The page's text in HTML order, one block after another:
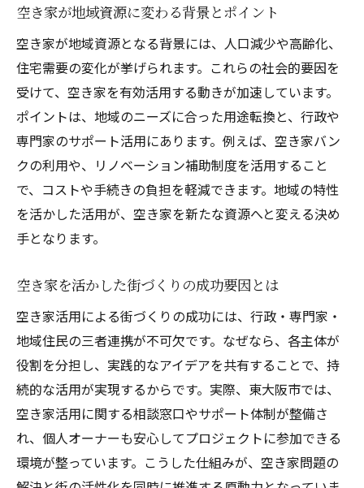
空き家活用と行政サポートの効果的な連携
補助金制度を活用した空き家リノベの進め
方
空き家を有効利用するための実践的手順
空き家活用に役立つ専門家相談のポイント
空き家バンクや相談窓口の賢い利用方法
空き家バンクの活用法と利用の流れを解説
相談窓口を使った空き家譲渡の進め方
オンラインで簡単にできる空き家相談とは
専門家が教える空き家相談の活用ポイント
空き家バンク登録から活用までの実体験談
空き家を地域資源に変える持続可能なアプロー
チ
空き家を地域資源化する持続可能な方法
地域連携で進める空き家プロジェクトとは
空き家活用が生む地域経済活性化の可能性
空き家が地域資源に変わる背景とポイント
空き家が地域資源となる背景には、人口減少や高齢化、
住宅需要の変化が挙げられます。これらの社会的要因を
受けて、空き家を有効活用する動きが加速しています。
ポイントは、地域のニーズに合った用途転換と、行政や
専門家のサポート活用にあります。例えば、空き家バン
クの利用や、リノベーション補助制度を活用すること
で、コストや手続きの負担を軽減できます。地域の特性
を活かした活用が、空き家を新たな資源へと変える決め
手となります。
空き家を活かした街づくりの成功要因とは
空き家活用による街づくりの成功には、行政・専門家・
地域住民の三者連携が不可欠です。なぜなら、各主体が
役割を分担し、実践的なアイデアを共有することで、持
続的な活用が実現するからです。実際、東大阪市では、
空き家活用に関する相談窓口やサポート体制が整備さ
れ、個人オーナーも安心してプロジェクトに参加できる
環境が整っています。こうした仕組みが、空き家問題の